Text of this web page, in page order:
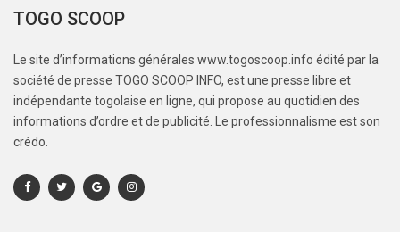
TOGO SCOOP
Le site d’informations générales www.togoscoop.info édité par la
société de presse TOGO SCOOP INFO, est une presse libre et
indépendante togolaise en ligne, qui propose au quotidien des
informations d’ordre et de publicité. Le professionnalisme est son
crédo.